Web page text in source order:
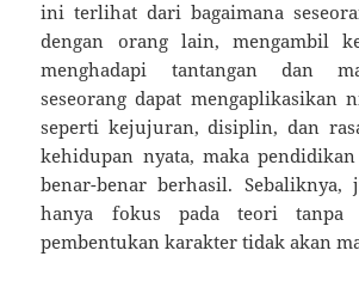
ini terlihat dari bagaimana
dengan orang lain, mengambil
menghadapi tantangan dan
seseorang dapat mengaplikasikan
seperti kejujuran, disiplin, dan
kehidupan nyata, maka
benar-benar berhasil. Sebaliknya,
hanya fokus pada teori tanpa
pembentukan karakter tidak akan